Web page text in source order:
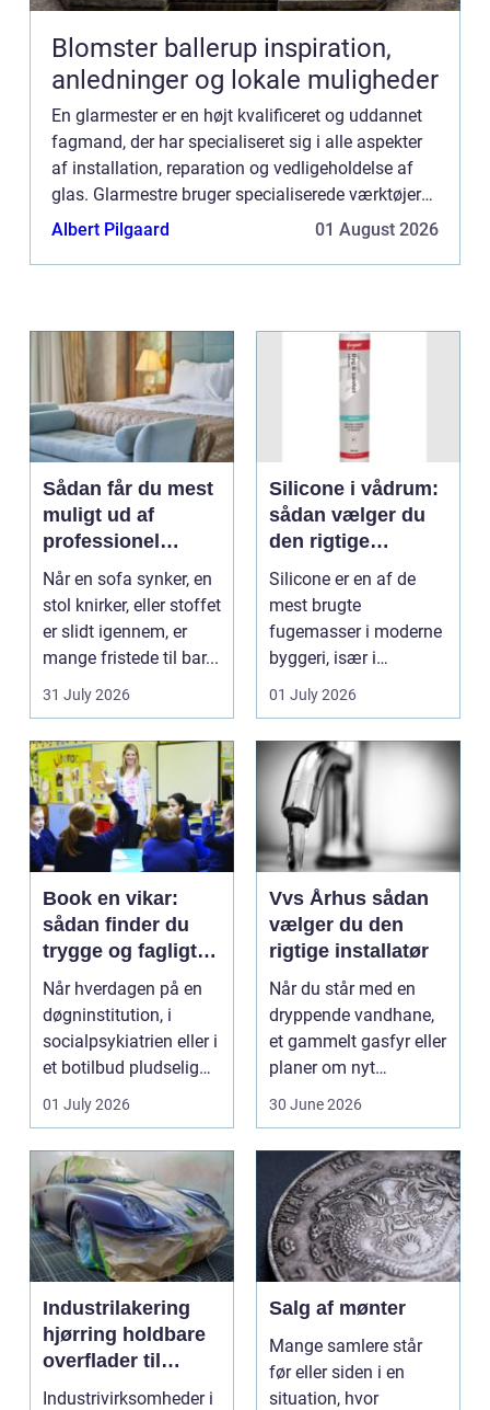
Blomster ballerup inspiration,
anledninger og lokale muligheder
En glarmester er en højt kvalificeret og uddannet
fagmand, der har specialiseret sig i alle aspekter
af installation, reparation og vedligeholdelse af
glas. Glarmestre bruger specialiserede værktøjer
og teknikker til at arbejde med både private og er...
Albert Pilgaard 01 August 2026
Sådan får du mest
muligt ud af
professionel
møbelpolstring
Når en sofa synker, en
stol knirker, eller stoffet
er slidt igennem, er
mange fristede til bar...
31 July 2026
Silicone i vådrum:
sådan vælger du
den rigtige
fugemasse
Silicone er en af de
mest brugte
fugemasser i moderne
byggeri, især i
badeværelser,
køkkener og andr...
01 July 2026
Book en vikar:
sådan finder du
trygge og fagligt
stærke løsninger
Når hverdagen på en
døgninstitution, i
socialpsykiatrien eller i
et botilbud pludselig
ændrer sig, k...
01 July 2026
Vvs Århus sådan
vælger du den
rigtige installatør
Når du står med en
dryppende vandhane,
et gammelt gasfyr eller
planer om nyt
30 June 2026
Industrilakering
hjørring holdbare
overflader til
industri og erhverv
Industrivirksomheder i
Salg af mønter
Mange samlere står
før eller siden i en
situation, hvor